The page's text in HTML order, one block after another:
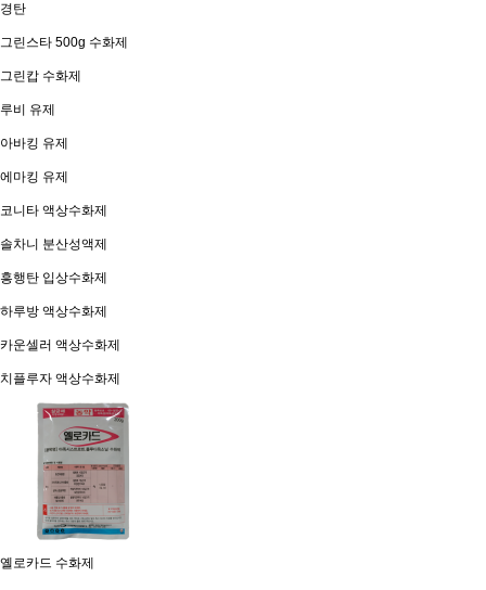
경탄
그린스타 500g 수화제
그린캅 수화제
루비 유제
아바킹 유제
에마킹 유제
코니타 액상수화제
솔차니 분산성액제
흥행탄 입상수화제
하루방 액상수화제
카운셀러 액상수화제
치플루자 액상수화제
옐로카드 수화제